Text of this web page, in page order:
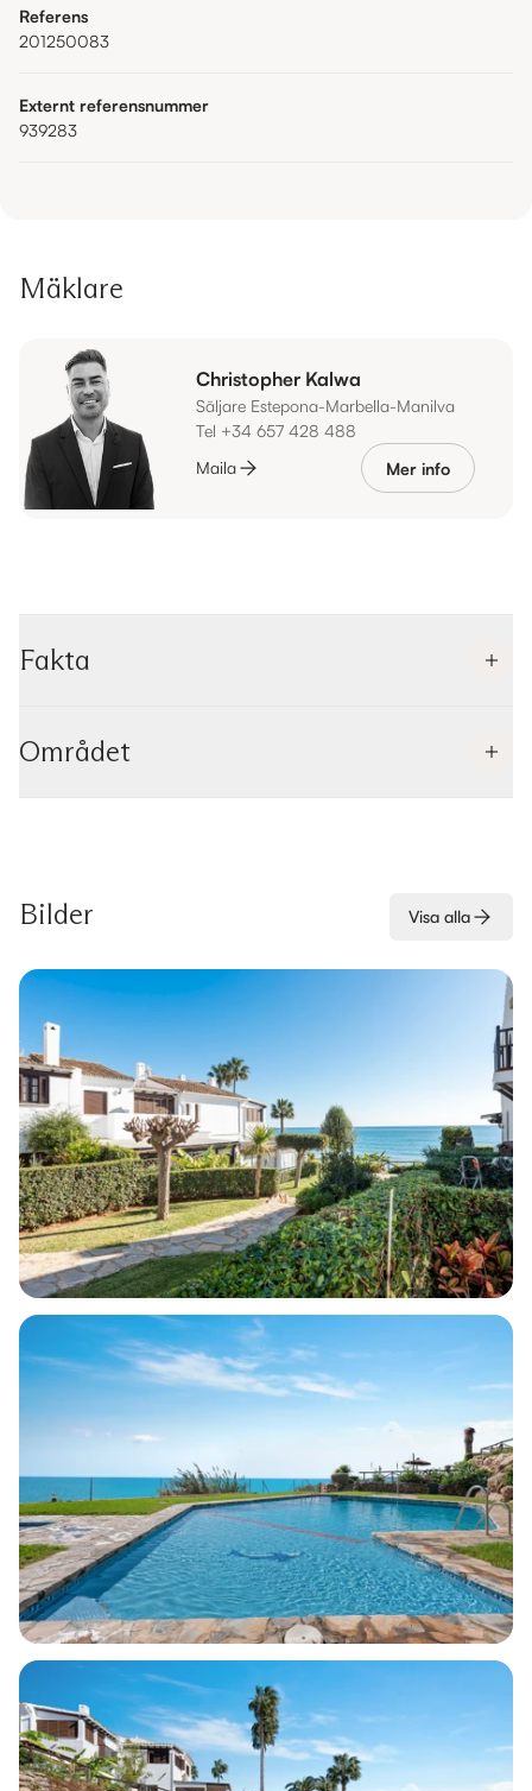
Referens
201250083
Externt referensnummer
939283
Mäklare
Christopher Kalwa
Säljare Estepona-Marbella-Manilva
Tel +34 657 428 488
Maila
Mer info
Fakta
Området
Bilder Visa alla